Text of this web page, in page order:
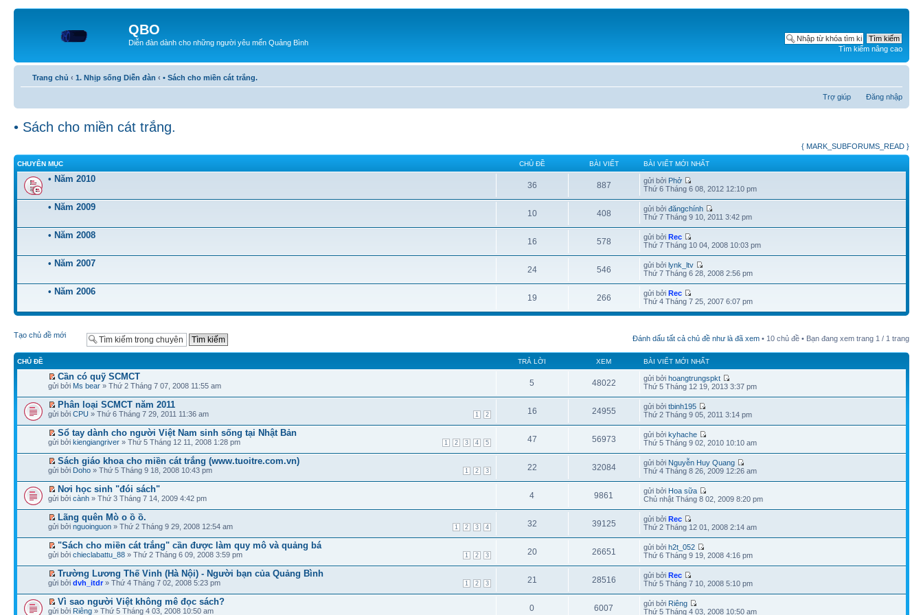
QBO
Diễn đàn dành cho những người yêu mến Quảng Bình
Tìm kiếm nâng cao
Trang chủ ‹ 1. Nhịp sống Diễn đàn ‹ • Sách cho miền cát trắng.
Trợ giúp Đăng nhập
• Sách cho miền cát trắng.
{ MARK_SUBFORUMS_READ }
CHUYÊN MỤC CHỦ ĐỀ BÀI VIẾT BÀI VIẾT MỚI NHẤT
• Năm 2010
36 887 gửi bởi Phở
Thứ 6 Tháng 6 08, 2012 12:10 pm
• Năm 2009
10 408 gửi bởiđăngchính
Thứ 7 Tháng 9 10, 2011 3:42 pm
• Năm 2008
16 578 gửi bởiRec
Thứ 7 Tháng 10 04, 2008 10:03 pm
• Năm 2007
24 546 gửi bởilynk_ltv
Thứ 7 Tháng 6 28, 2008 2:56 pm
• Năm 2006
19 266 gửi bởiRec
Thứ 4 Tháng 7 25, 2007 6:07 pm
Tạo chủ đề mới Đánh dấu tất cả chủ đề như là đã xem • 10 chủ đề • Bạn đang xem trang 1 / 1 trang
CHỦ ĐỀ TRẢ LỜI XEM BÀI VIẾT MỚI NHẤT
Cần có quỹ SCMCT
gửi bởi Ms bear » Thứ 2 Tháng 7 07, 2008 11:55 am 5 48022 gửi bởihoangtrungspkt
Thứ 5 Tháng 12 19, 2013 3:37 pm
Phân loại SCMCT năm 2011
1 2
gửi bởi CPU » Thứ 6 Tháng 7 29, 2011 11:36 am 16 24955 gửi bởitbinh195
Thứ 2 Tháng 9 05, 2011 3:14 pm
Sổ tay dành cho người Việt Nam sinh sống tại Nhật Bản
1 2 3 4 5
gửi bởi kiengiangriver » Thứ 5 Tháng 12 11, 2008 1:28 pm 47 56973 gửi bởikyhache
Thứ 5 Tháng 9 02, 2010 10:10 am
Sách giáo khoa cho miền cát trắng (www.tuoitre.com.vn)
1 2 3
gửi bởi Doho » Thứ 5 Tháng 9 18, 2008 10:43 pm 22 32084 gửi bởi Nguyễn Huy Quang
Thứ 4 Tháng 8 26, 2009 12:26 am
Nơi học sinh "đói sách"
gửi bởi cành » Thứ 3 Tháng 7 14, 2009 4:42 pm 4 9861 gửi bởi Hoa sữa
Chủ nhật Tháng 8 02, 2009 8:20 pm
Lãng quên Mò o ồ ồ.
1 2 3 4
gửi bởi nguoinguon » Thứ 2 Tháng 9 29, 2008 12:54 am 32 39125 gửi bởiRec
Thứ 2 Tháng 12 01, 2008 2:14 am
"Sách cho miền cát trắng" cần được làm quy mô và quảng bá
1 2 3
gửi bởi chieclabattu_88 » Thứ 2 Tháng 6 09, 2008 3:59 pm 20 26651 gửi bởih2t_052
Thứ 6 Tháng 9 19, 2008 4:16 pm
Trường Lương Thế Vinh (Hà Nội) - Người bạn của Quảng Bình
1 2 3
gửi bởi dvh_itdr » Thứ 4 Tháng 7 02, 2008 5:23 pm 21 28516 gửi bởiRec
Thứ 5 Tháng 7 10, 2008 5:10 pm
Vì sao người Việt không mê đọc sách?
gửi bởi Riêng » Thứ 5 Tháng 4 03, 2008 10:50 am 0 6007 gửi bởi Riêng
Thứ 5 Tháng 4 03, 2008 10:50 am